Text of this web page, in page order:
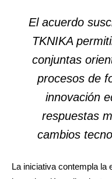
El acuerdo
TKNIKA
conjuntas
procesos de
innovación
respuestas
cambios
La iniciativa contempla la